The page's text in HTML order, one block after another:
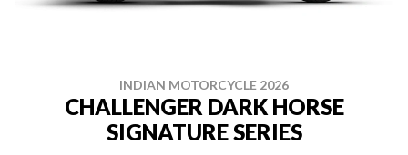
INDIAN MOTORCYCLE 2026
CHALLENGER DARK HORSE
SIGNATURE SERIES